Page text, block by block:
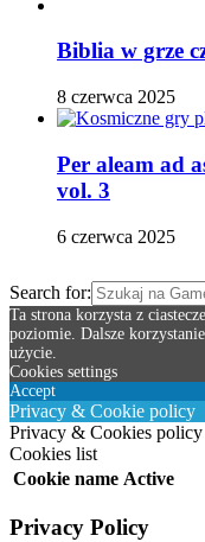
Biblia w grze
8 czerwca 2025
Per aleam ad
vol. 3
6 czerwca 2025
Search for:
Ta strona korzysta z
poziomie. Dalsze
użycie.
Cookies settings
Accept
Privacy & Cookie policy
Privacy & Cookies policy
Cookies list
Cookie name Active
Privacy Policy